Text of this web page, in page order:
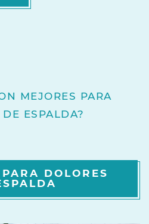
MEJORES PARA
ESPALDA?
DOLORES